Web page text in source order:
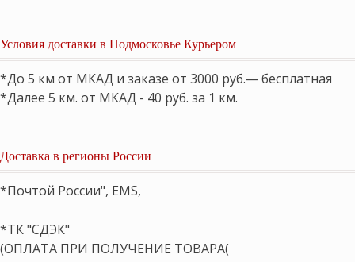
Условия доставки в Подмосковье Курьером
*До 5 км от МКАД и заказе от 3000 руб.— бесплатная
*Далее 5 км. от МКАД - 40 руб. за 1 км.
Доставка в регионы России
*Почтой России", EMS,
*ТК "СДЭК"
(ОПЛАТА ПРИ ПОЛУЧЕНИЕ ТОВАРА(